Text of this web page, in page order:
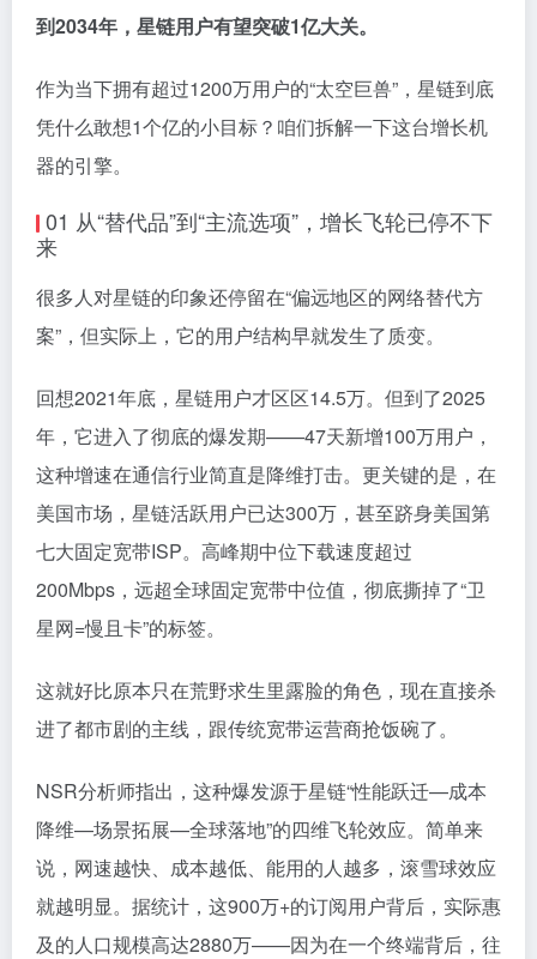
到2034年，星链用户有望突破1亿大关。
作为当下拥有超过1200万用户的“太空巨兽”，星链到底
凭什么敢想1个亿的小目标？咱们拆解一下这台增长机
器的引擎。
01 从“替代品”到“主流选项”，增长飞轮已停不下
来
很多人对星链的印象还停留在“偏远地区的网络替代方
案”，但实际上，它的用户结构早就发生了质变。
回想2021年底，星链用户才区区14.5万。但到了2025
年，它进入了彻底的爆发期——47天新增100万用户，
这种增速在通信行业简直是降维打击。更关键的是，在
美国市场，星链活跃用户已达300万，甚至跻身美国第
七大固定宽带ISP。高峰期中位下载速度超过
200Mbps，远超全球固定宽带中位值，彻底撕掉了“卫
星网=慢且卡”的标签。
这就好比原本只在荒野求生里露脸的角色，现在直接杀
进了都市剧的主线，跟传统宽带运营商抢饭碗了。
NSR分析师指出，这种爆发源于星链“性能跃迁—成本
降维—场景拓展—全球落地”的四维飞轮效应。简单来
说，网速越快、成本越低、能用的人越多，滚雪球效应
就越明显。据统计，这900万+的订阅用户背后，实际惠
及的人口规模高达2880万——因为在一个终端背后，往